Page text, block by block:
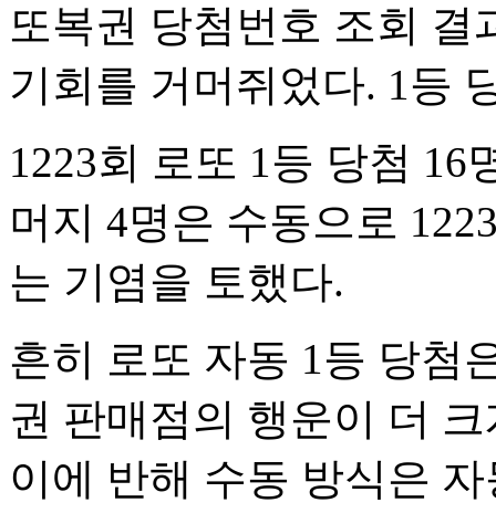
또복권 당첨번호 조회 결
기회를 거머쥐었다. 1등
1223회 로또 1등 당첨 16
머지 4명은 수동으로
는 기염을 토했다.
흔히 로또 자동 1등 당첨
권 판매점의 행운이 더
이에 반해 수동 방식은